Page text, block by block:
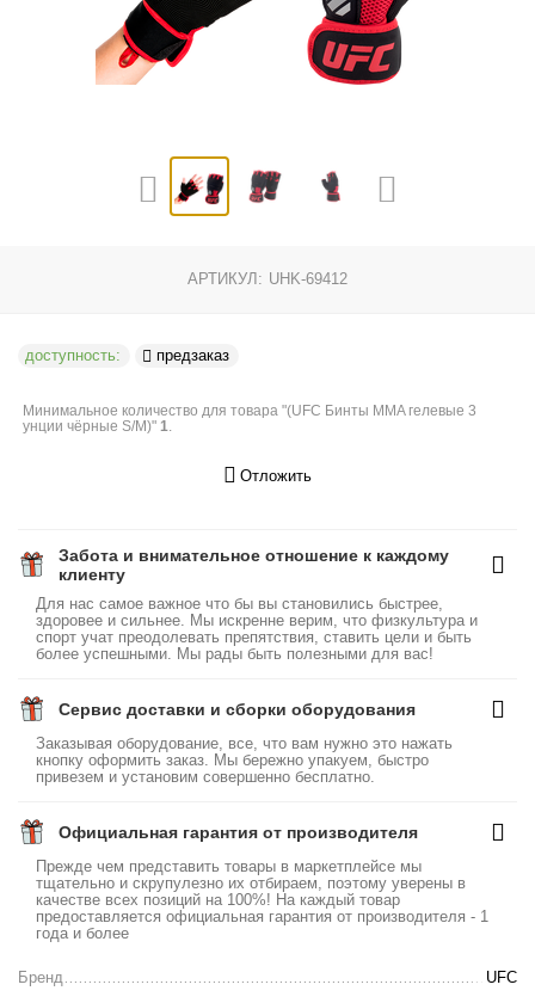
АРТИКУЛ: UHK-69412
доступность: предзаказ
Минимальное количество для товара "(UFC Бинты MMA гелевые 3
унции чёрные S/M)"1.
Отложить
Забота и внимательное отношение к каждому
клиенту
Для нас самое важное что бы вы становились быстрее,
здоровее и сильнее. Мы искренне верим, что физкультура и
спорт учат преодолевать препятствия, ставить цели и быть
более успешными. Мы рады быть полезными для вас!
Сервис доставки и сборки оборудования
Заказывая оборудование, все, что вам нужно это нажать
кнопку оформить заказ. Мы бережно упакуем, быстро
привезем и установим совершенно бесплатно.
Официальная гарантия от производителя
Прежде чем представить товары в маркетплейсе мы
тщательно и скрупулезно их отбираем, поэтому уверены в
качестве всех позиций на 100%! На каждый товар
предоставляется официальная гарантия от производителя - 1
года и более
Бренд UFC